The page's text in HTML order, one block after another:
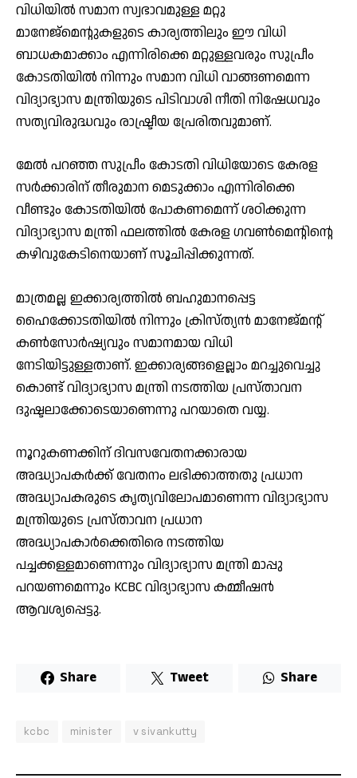
വിധിയിൽ സമാന സ്വഭാവമുള്ള മറ്റു
മാനേജ്മെന്റുകളുടെ കാര്യത്തിലും ഈ വിധി
ബാധകമാക്കാം എന്നിരിക്കെ മറ്റുള്ളവരും സുപ്രീം
കോടതിയിൽ നിന്നും സമാന വിധി വാങ്ങണമെന്ന
വിദ്യാഭ്യാസ മന്ത്രിയുടെ പിടിവാശി നീതി നിഷേധവും
സത്യവിരുദ്ധവും രാഷ്ട്രീയ പ്രേരിതവുമാണ്.
മേൽ പറഞ്ഞ സുപ്രീം കോടതി വിധിയോടെ കേരള
സർക്കാരിന് തീരുമാന മെടുക്കാം എന്നിരിക്കെ
വീണ്ടും കോടതിയിൽ പോകണമെന്ന് ശഠിക്കുന്ന
വിദ്യാഭ്യാസ മന്ത്രി ഫലത്തിൽ കേരള ഗവൺമെന്റിന്റെ
കഴിവുകേടിനെയാണ് സൂചിപ്പിക്കുന്നത്.
മാത്രമല്ല ഇക്കാര്യത്തിൽ ബഹുമാനപ്പെട്ട
ഹൈക്കോടതിയിൽ നിന്നും ക്രിസ്ത്യൻ മാനേജ്‌മന്റ്
കൺസോർഷ്യവും സമാനമായ വിധി
നേടിയിട്ടുള്ളതാണ്. ഇക്കാര്യങ്ങളെല്ലാം മറച്ചുവെച്ചു
കൊണ്ട് വിദ്യാഭ്യാസ മന്ത്രി നടത്തിയ പ്രസ്താവന
ദുഷ്ടലാക്കോടെയാണെന്നു പറയാതെ വയ്യ.
നൂറുകണക്കിന് ദിവസവേതനക്കാരായ
അദ്ധ്യാപകർക്ക് വേതനം ലഭിക്കാത്തതു പ്രധാന
അദ്ധ്യാപകരുടെ കൃത്യവിലോപമാണെന്ന വിദ്യാഭ്യാസ
മന്ത്രിയുടെ പ്രസ്താവന പ്രധാന
അദ്ധ്യാപകാർക്കെതിരെ നടത്തിയ
പച്ചക്കള്ളമാണെന്നും വിദ്യാഭ്യാസ മന്ത്രി മാപ്പു
പറയണമെന്നും KCBC വിദ്യാഭ്യാസ കമ്മീഷൻ
ആവശ്യപ്പെട്ടു.
Share Tweet Share
kcbc minister v sivankutty